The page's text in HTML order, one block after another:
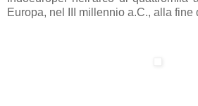
Europa, nel III millennio a.C., alla fine